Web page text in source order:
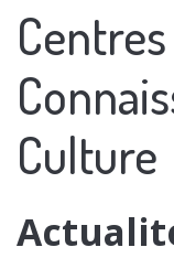
Culture